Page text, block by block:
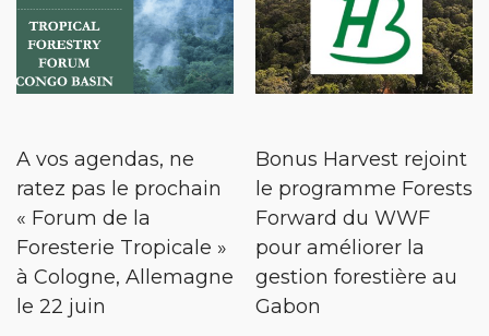
A vos agendas, ne
ratez pas le prochain
« Forum de la
Foresterie Tropicale »
à Cologne, Allemagne
le 22 juin
Bonus Harvest rejoint
le programme Forests
Forward du WWF
pour améliorer la
gestion forestière au
Gabon